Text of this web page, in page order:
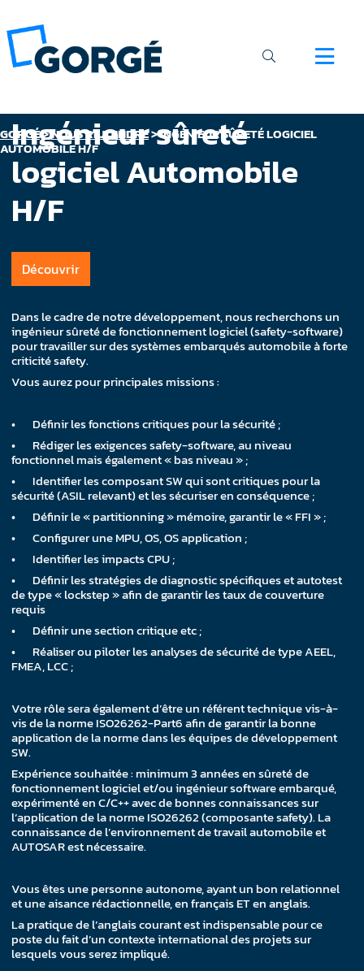
GORGÉ>NOUS REJOINDRE>INGÉNIEUR SÛRETÉ LOGICIEL
AUTOMOBILE H/F
Ingénieur sûreté
logiciel Automobile
H/F
Découvrir
Dans le cadre de notre développement, nous recherchons un
ingénieur sûreté de fonctionnement logiciel (safety-software)
pour travailler sur des systèmes embarqués automobile à forte
criticité safety.
Vous aurez pour principales missions :
• Définir les fonctions critiques pour la sécurité ;
• Rédiger les exigences safety-software, au niveau
fonctionnel mais également « bas niveau » ;
• Identifier les composant SW qui sont critiques pour la
sécurité (ASIL relevant) et les sécuriser en conséquence ;
• Définir le « partitionning » mémoire, garantir le « FFI » ;
• Configurer une MPU, OS, OS application ;
• Identifier les impacts CPU ;
• Définir les stratégies de diagnostic spécifiques et autotest
de type « lockstep » afin de garantir les taux de couverture
requis
• Définir une section critique etc ;
• Réaliser ou piloter les analyses de sécurité de type AEEL,
FMEA, LCC ;
Votre rôle sera également d’être un référent technique vis-à-
vis de la norme ISO26262-Part6 afin de garantir la bonne
application de la norme dans les équipes de développement
SW.
Expérience souhaitée : minimum 3 années en sûreté de
fonctionnement logiciel et/ou ingénieur software embarqué,
expérimenté en C/C++ avec de bonnes connaissances sur
l’application de la norme ISO26262 (composante safety). La
connaissance de l’environnement de travail automobile et
AUTOSAR est nécessaire.
Vous êtes une personne autonome, ayant un bon relationnel
et une aisance rédactionnelle, en français ET en anglais.
La pratique de l’anglais courant est indispensable pour ce
poste du fait d’un contexte international des projets sur
lesquels vous serez impliqué.